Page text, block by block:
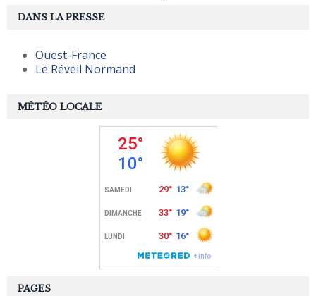
PAGES
MÉTÉO LOCALE
DANS LA PRESSE
Ouest-France
Le Réveil Normand